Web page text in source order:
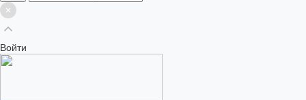
Войти